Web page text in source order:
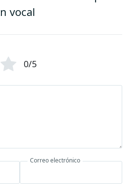
vocal
0/5
Correo electrónico